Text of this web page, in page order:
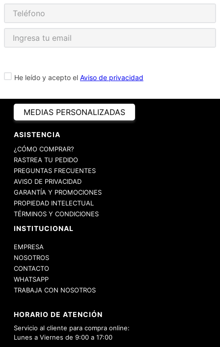
He leído y acepto el Aviso de privacidad
MEDIAS PERSONALIZADAS
ASISTENCIA
¿CÓMO COMPRAR?
RASTREA TU PEDIDO
PREGUNTAS FRECUENTES
AVISO DE PRIVACIDAD
GARANTÍA Y PROMOCIONES
PROPIEDAD INTELECTUAL
TÉRMINOS Y CONDICIONES
INSTITUCIONAL
EMPRESA
NOSOTROS
CONTACTO
WHATSAPP
TRABAJA CON NOSOTROS
HORARIO DE ATENCIÓN
Servicio al cliente para compra online:
Lunes a Viernes de 9:00 a 17:00